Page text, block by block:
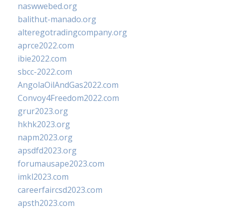
naswwebed.org
balithut-manado.org
alteregotradingcompany.org
aprce2022.com
ibie2022.com
sbcc-2022.com
AngolaOilAndGas2022.com
Convoy4Freedom2022.com
grur2023.org
hkhk2023.org
napm2023.org
apsdfd2023.org
forumausape2023.com
imkl2023.com
careerfaircsd2023.com
apsth2023.com